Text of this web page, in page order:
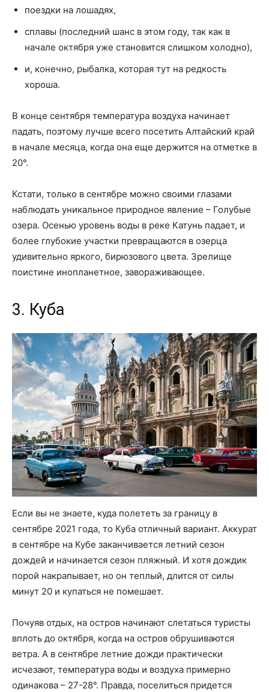
поездки на лошадях,
сплавы (последний шанс в этом году, так как в
начале октября уже становится слишком холодно),
и, конечно, рыбалка, которая тут на редкость
хороша.
В конце сентября температура воздуха начинает
падать, поэтому лучше всего посетить Алтайский край
в начале месяца, когда она еще держится на отметке в
20°.
Кстати, только в сентябре можно своими глазами
наблюдать уникальное природное явление – Голубые
озера. Осенью уровень воды в реке Катунь падает, и
более глубокие участки превращаются в озерца
удивительно яркого, бирюзового цвета. Зрелище
поистине инопланетное, завораживающее.
3. Куба
Если вы не знаете, куда полететь за границу в
сентябре 2021 года, то Куба отличный вариант. Аккурат
в сентябре на Кубе заканчивается летний сезон
дождей и начинается сезон пляжный. И хотя дождик
порой накрапывает, но он теплый, длится от силы
минут 20 и купаться не помешает.
Почуяв отдых, на остров начинают слетаться туристы
вплоть до октября, когда на остров обрушиваются
ветра. А в сентябре летние дожди практически
исчезают, температура воды и воздуха примерно
одинакова – 27-28°. Правда, поселиться придется